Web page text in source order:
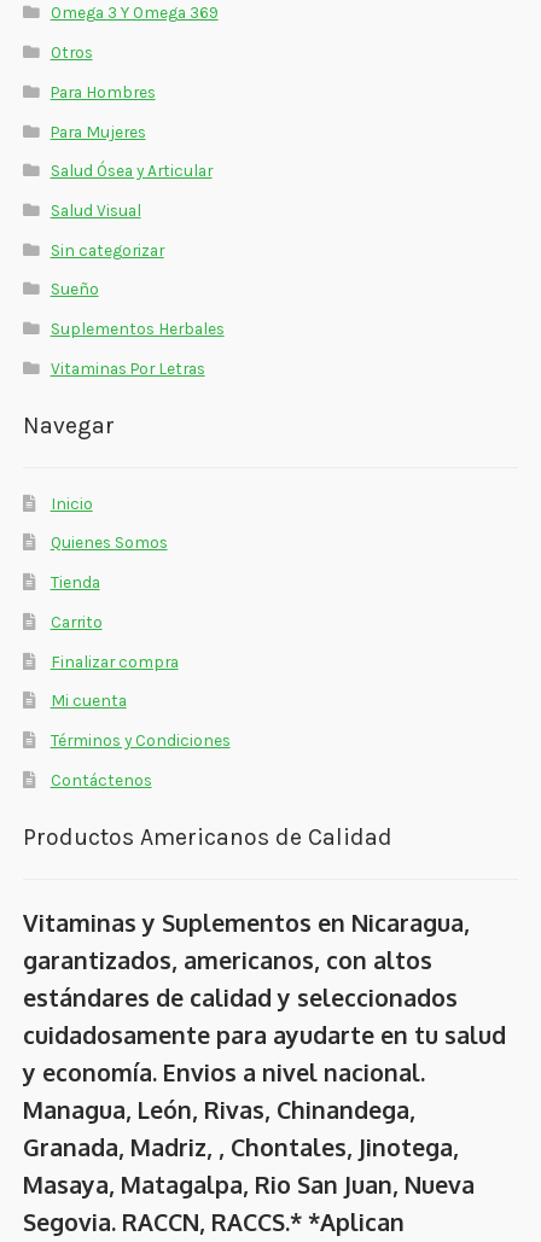
Omega 3 Y Omega 369
Otros
Para Hombres
Para Mujeres
Salud Ósea y Articular
Salud Visual
Sin categorizar
Sueño
Suplementos Herbales
Vitaminas Por Letras
Navegar
Inicio
Quienes Somos
Tienda
Carrito
Finalizar compra
Mi cuenta
Términos y Condiciones
Contáctenos
Productos Americanos de Calidad
Vitaminas y Suplementos en Nicaragua,
garantizados, americanos, con altos
estándares de calidad y seleccionados
cuidadosamente para ayudarte en tu salud
y economía. Envios a nivel nacional.
Managua, León, Rivas, Chinandega,
Granada, Madriz, , Chontales, Jinotega,
Masaya, Matagalpa, Rio San Juan, Nueva
Segovia. RACCN, RACCS.* *Aplican